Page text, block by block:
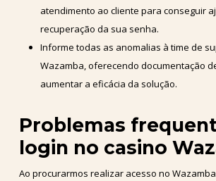
atendimento ao cliente para conseguir
recuperação da sua senha.
Informe todas as anomalias à time de
Wazamba, oferecendo documentação
aumentar a eficácia da solução.
Problemas
login no casino
Ao procurarmos realizar acesso no